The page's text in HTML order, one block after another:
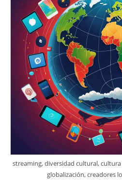
streaming, diversidad cultural,
globalización, creadores